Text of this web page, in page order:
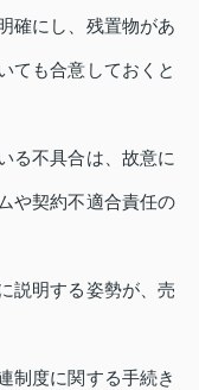
確にし、残置物があ
ても合意しておくと
る不具合は、故意に
や契約不適合責任の
説明する姿勢が、売
制度に関する手続き